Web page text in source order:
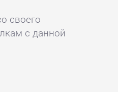
своего
с данной